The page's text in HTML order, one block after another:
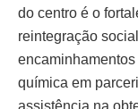
do centro é o
reintegração
química em
assistência na